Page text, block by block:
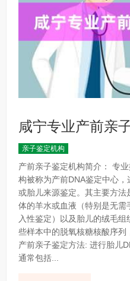
咸宁专业产前亲
亲子鉴定机构
产前亲子鉴定机构简介： 专
构被称为产前DNA鉴定中心
或胎儿来源鉴定。其主要方
体的羊水或血液（特别是无
入性鉴定）以及胎儿的绒毛
些样本中的脱氧核糖核酸序列
产前亲子鉴定方法: 进行胎儿
通常包括...